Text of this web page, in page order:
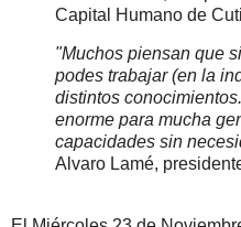
Capital Humano de
"Muchos piensan que
podes trabajar (en la
distintos
enorme para mucha
capacidades sin
Alvaro Lamé,